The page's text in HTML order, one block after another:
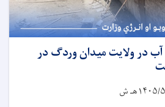
در ولایت میدان وردگ در
۵/۱۲هـ ش